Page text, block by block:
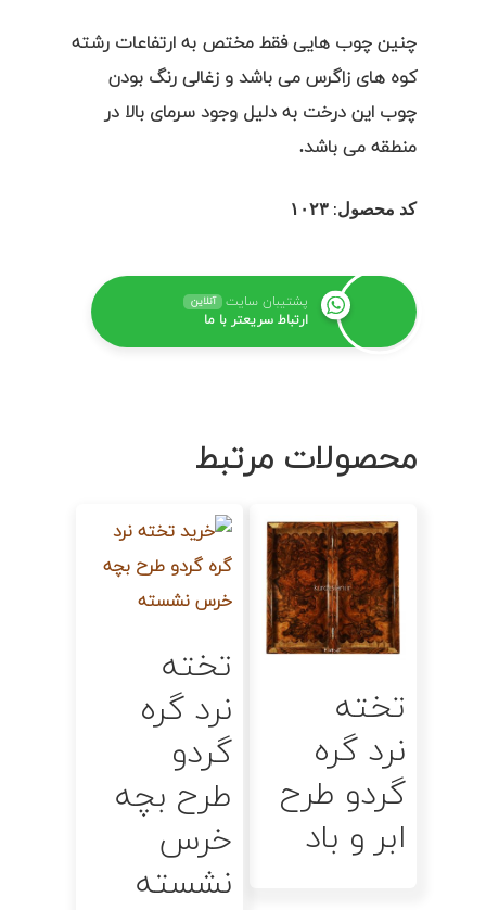
چنین چوب هایی فقط مختص به ارتفاعات رشته
کوه های زاگرس می باشد و زغالی رنگ بودن
چوب این درخت به دلیل وجود سرمای بالا در
منطقه می باشد.
کد محصول: ۱۰۲۳
پشتیبان سایت آنلاین
ارتباط سریعتر با ما
محصولات مرتبط
تخته
نرد گره
گردو طرح
ابر و باد
تخته
نرد گره
گردو
طرح بچه
خرس
نشسته